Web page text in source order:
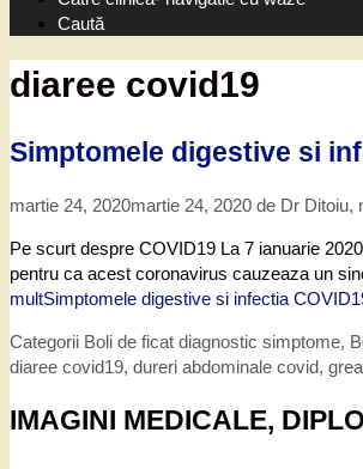
Caută
diaree covid19
Simptomele digestive si
martie 24, 2020martie 24, 2020 de Dr Ditoiu,
Pe scurt despre COVID19 La 7 ianuarie
pentru ca acest coronavirus cauzeaza un
multSimptomele digestive si infectia
Categorii Boli de ficat diagnostic simptome,
diaree covid19, dureri abdominale covid,
IMAGINI MEDICALE,